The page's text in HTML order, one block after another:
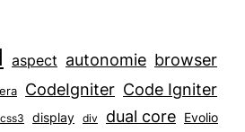
aspect autonomie browser
CodeIgniter Code Igniter
css3 display div dual core Evolio